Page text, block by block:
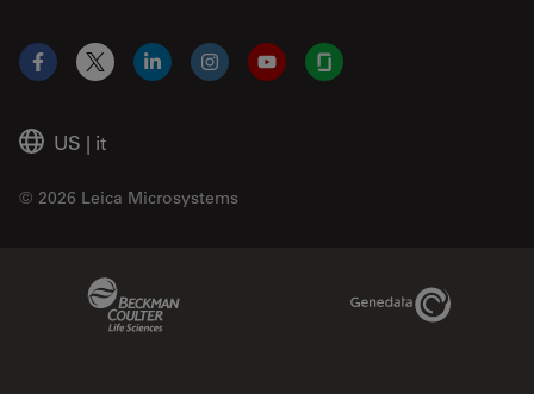
US | it
© 2026 Leica Microsystems
Facebook
X LinkedInInstagramYouTubeGlassdoor
Genedata Link